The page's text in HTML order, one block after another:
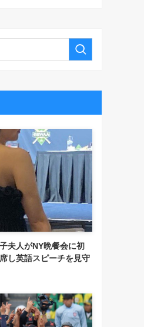
夫人がNY晩餐会に初
し英語スピーチを見守